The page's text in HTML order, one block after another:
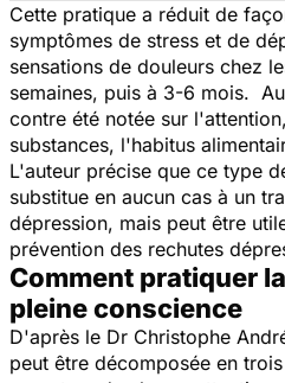
Cette pratique a réduit de
symptômes de stress et de
sensations de douleurs chez
semaines, puis à 3-6 mois.
contre été notée sur
substances, l'habitus
L'auteur précise que ce type
substitue en aucun cas à un
dépression, mais peut être
prévention des rechutes
Comment pratiquer
pleine conscience
D'après le Dr Christophe
peut être décomposée en